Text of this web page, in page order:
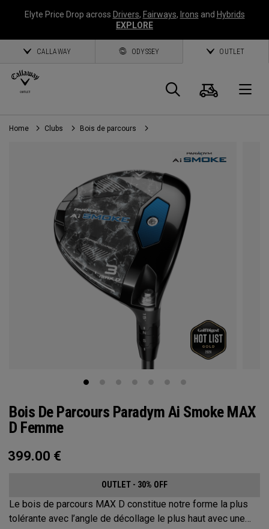
Elyte Price Drop across Drivers, Fairways, Irons and Hybrids
EXPLORE
CALLAWAY ODYSSEY OUTLET
Panier
Home Clubs Bois de parcours
Bois De Parcours Paradym Ai Smoke MAX
D Femme
399.00 €
OUTLET - 30% OFF
Le bois de parcours MAX D constitue notre forme la plus
tolérante avec l’angle de décollage le plus haut avec une